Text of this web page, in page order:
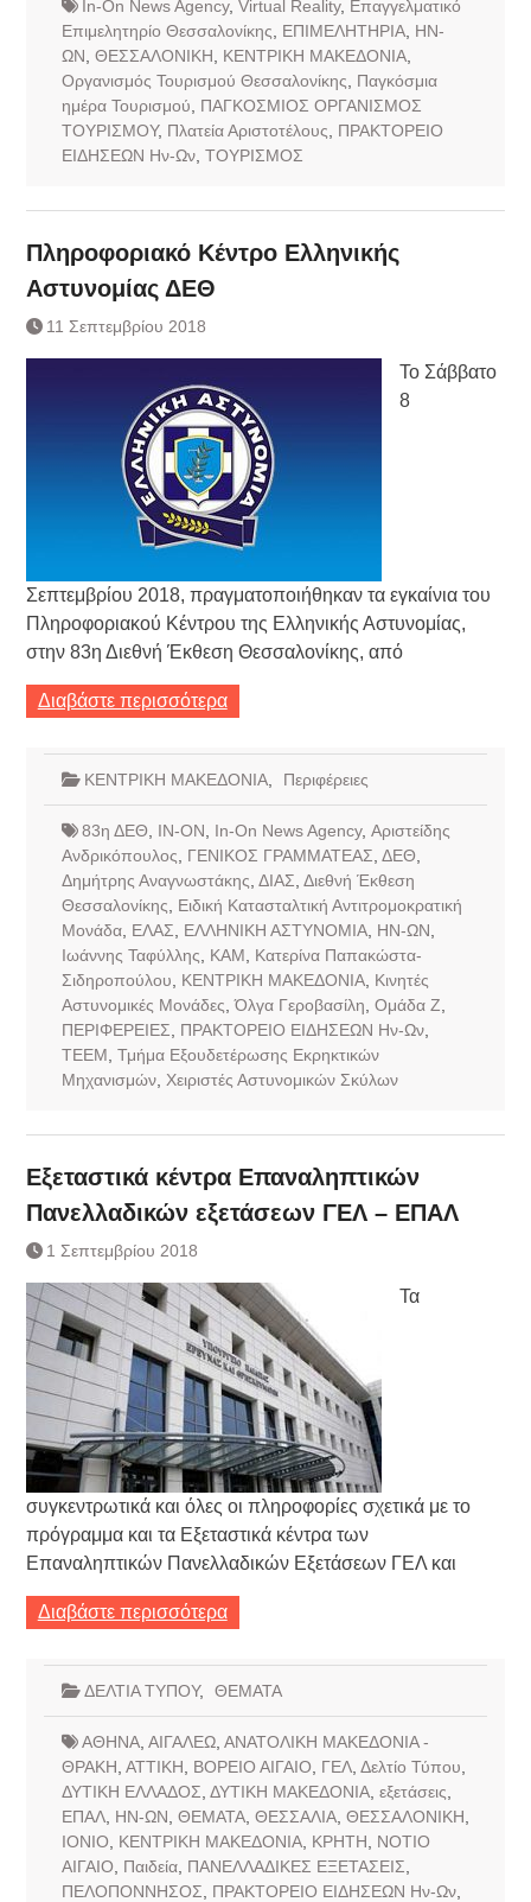
In-On News Agency, Virtual Reality, Επαγγελματικό
Επιμελητηρίο Θεσσαλονίκης
ΕΠΙΜΕΛΗΤΗΡΙΑ, ΗΝ-
ΩΝ ΘΕΣΣΑΛΟΝΙΚΗ ΚΕΝΤΡΙΚΗ ΜΑΚΕΔΟΝΙΑ,
Οργανισμός Τουρισμού Θεσσαλονίκης
Παγκόσμια
ημέρα Τουρισμού
ΠΑΓΚΟΣΜΙΟΣ ΟΡΓΑΝΙΣΜΟΣ
ΤΟΥΡΙΣΜΟΥ, Πλατεία Αριστοτέλους
ΠΡΑΚΤΟΡΕΙΟ
ΕΙΔΗΣΕΩΝ Ην-Ων, ΤΟΥΡΙΣΜΟΣ
Πληροφοριακό Κέντρο Ελληνικής
Αστυνομίας ΔΕΘ
11 Σεπτεμβρίου 2018
Το Σάββατο
8
Σεπτεμβρίου 2018, πραγματοποιήθηκαν τα εγκαίνια του
Πληροφοριακού Κέντρου της Ελληνικής Αστυνομίας,
στην 83η Διεθνή Έκθεση Θεσσαλονίκης, από
Διαβάστε περισσότερα
ΚΕΝΤΡΙΚΗ ΜΑΚΕΔΟΝΙΑ, Περιφέρειες
83η ΔΕΘ IN-ON In-On News Agency, Αριστείδης
Ανδρικόπουλος
ΓΕΝΙΚΟΣ ΓΡΑΜΜΑΤΕΑΣ ΔΕΘ
Δημήτρης Αναγνωστάκης ΔΙΑΣ Διεθνή Έκθεση
Θεσσαλονίκης
Ειδική Κατασταλτική Αντιτρομοκρατική
Μονάδα, ΕΛΑΣ ΕΛΛΗΝΙΚΗ ΑΣΤΥΝΟΜΙΑ, ΗΝ-ΩΝ
Ιωάννης Ταφύλλης
ΚΑΜ
Κατερίνα Παπακώστα-
Σιδηροπούλου
ΚΕΝΤΡΙΚΗ ΜΑΚΕΔΟΝΙΑ, Κινητές
Αστυνομικές Μονάδες ,Όλγα Γεροβασίλη Ομάδα Ζ
ΠΕΡΙΦΕΡΕΙΕΣ
ΠΡΑΚΤΟΡΕΙΟ ΕΙΔΗΣΕΩΝ Ην-Ων,
ΤΕΕΜ Τμήμα Εξουδετέρωσης Εκρηκτικών
Μηχανισμών, Χειριστές Αστυνομικών Σκύλων
Εξεταστικά κέντρα Επαναληπτικών
Πανελλαδικών εξετάσεων ΓΕΛ – ΕΠΑΛ
1 Σεπτεμβρίου 2018
Τα
συγκεντρωτικά και όλες οι πληροφορίες σχετικά με το
πρόγραμμα και τα Εξεταστικά κέντρα των
Επαναληπτικών Πανελλαδικών Εξετάσεων ΓΕΛ και
Διαβάστε περισσότερα
ΔΕΛΤΙΑ ΤΥΠΟΥ, ΘΕΜΑΤΑ
ΑΘΗΝΑ, ΑΙΓΑΛΕΩ, ΑΝΑΤΟΛΙΚΗ ΜΑΚΕΔΟΝΙΑ -
ΘΡΑΚΗ ΑΤΤΙΚΗ ΒΟΡΕΙΟ ΑΙΓΑΙΟ ΓΕΛ, Δελτίο Τύπου
ΔΥΤΙΚΗ ΕΛΛΑΔΟΣ ΔΥΤΙΚΗ ΜΑΚΕΔΟΝΙΑ, εξετάσεις
ΕΠΑΛ, ΗΝ-ΩΝ ΘΕΜΑΤΑ, ΘΕΣΣΑΛΙΑ, ΘΕΣΣΑΛΟΝΙΚΗ
ΙΟΝΙΟ
ΚΕΝΤΡΙΚΗ ΜΑΚΕΔΟΝΙΑ, ΚΡΗΤΗ
ΝΟΤΙΟ
ΑΙΓΑΙΟ
Παιδεία, ΠΑΝΕΛΛΑΔΙΚΕΣ ΕΞΕΤΑΣΕΙΣ
ΠΕΛΟΠΟΝΝΗΣΟΣ
ΠΡΑΚΤΟΡΕΙΟ ΕΙΔΗΣΕΩΝ Ην-Ων,